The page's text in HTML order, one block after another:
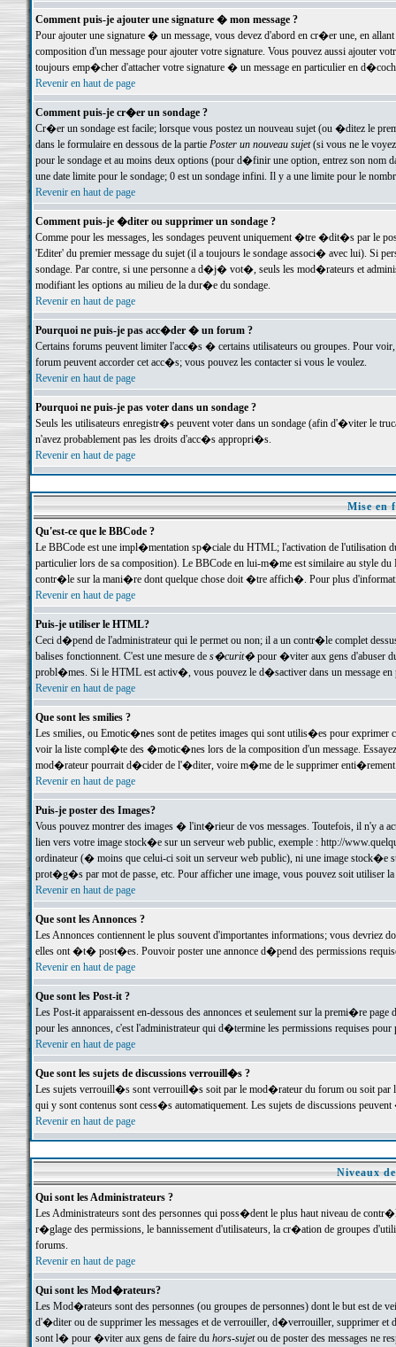
Comment puis-je ajouter une signature � mon message ?
Pour ajouter une signature � un message, vous devez d'abord en cr�er une, en
composition d'un message pour ajouter votre signature. Vous pouvez aussi ajouter
toujours emp�cher d'attacher votre signature � un message en particulier en
Revenir en haut de page
Comment puis-je cr�er un sondage ?
Cr�er un sondage est facile; lorsque vous postez un nouveau sujet (ou �ditez le
dans le formulaire en dessous de la partie Poster un nouveau sujet(si vous ne le voyez
pour le sondage et au moins deux options (pour d�finir une option, entrez son nom
une date limite pour le sondage; 0 est un sondage infini. Il y a une limite pour le
Revenir en haut de page
Comment puis-je �diter ou supprimer un sondage ?
Comme pour les messages, les sondages peuvent uniquement �tre �dit�s par le
'Editer' du premier message du sujet (il a toujours le sondage associ� avec lui). Si
sondage. Par contre, si une personne a d�j� vot�, seuls les mod�rateurs et
modifiant les options au milieu de la dur�e du sondage.
Revenir en haut de page
Pourquoi ne puis-je pas acc�der � un forum ?
Certains forums peuvent limiter l'acc�s � certains utilisateurs ou groupes. Pour
forum peuvent accorder cet acc�s; vous pouvez les contacter si vous le voulez.
Revenir en haut de page
Pourquoi ne puis-je pas voter dans un sondage ?
Seuls les utilisateurs enregistr�s peuvent voter dans un sondage (afin d'�viter le
n'avez probablement pas les droits d'acc�s appropri�s.
Revenir en haut de page
Mise en
Qu'est-ce que le BBCode ?
Le BBCode est une impl�mentation sp�ciale du HTML; l'activation de l'utilisation
particulier lors de sa composition). Le BBCode en lui-m�me est similaire au style
contr�le sur la mani�re dont quelque chose doit �tre affich�. Pour plus
Revenir en haut de page
Puis-je utiliser le HTML?
Ceci d�pend de l'administrateur qui le permet ou non; il a un contr�le complet
balises fonctionnent. C'est une mesure de s�curit�pour �viter aux gens d'abuser
probl�mes. Si le HTML est activ�, vous pouvez le d�sactiver dans un message en
Revenir en haut de page
Que sont les smilies ?
Les smilies, ou Emotic�nes sont de petites images qui sont utilis�es pour exprimer
voir la liste compl�te des �motic�nes lors de la composition d'un message.
mod�rateur pourrait d�cider de l'�diter, voire m�me de le supprimer
Revenir en haut de page
Puis-je poster des Images?
Vous pouvez montrer des images � l'int�rieur de vos messages. Toutefois, il n'y a
lien vers votre image stock�e sur un serveur web public, exemple : http://
ordinateur (� moins que celui-ci soit un serveur web public), ni une image stock�e
prot�g�s par mot de passe, etc. Pour afficher une image, vous pouvez soit
Revenir en haut de page
Que sont les Annonces ?
Les Annonces contiennent le plus souvent d'importantes informations; vous devriez
elles ont �t� post�es. Pouvoir poster une annonce d�pend des permissions
Revenir en haut de page
Que sont les Post-it ?
Les Post-it apparaissent en-dessous des annonces et seulement sur la premi�re
pour les annonces, c'est l'administrateur qui d�termine les permissions requises pour
Revenir en haut de page
Que sont les sujets de discussions verrouill�s ?
Les sujets verrouill�s sont verrouill�s soit par le mod�rateur du forum ou soit par
qui y sont contenus sont cess�s automatiquement. Les sujets de discussions
Revenir en haut de page
Niveaux
Qui sont les Administrateurs ?
Les Administrateurs sont des personnes qui poss�dent le plus haut niveau de
r�glage des permissions, le bannissement d'utilisateurs, la cr�ation de groupes
forums.
Revenir en haut de page
Qui sont les Mod�rateurs?
Les Mod�rateurs sont des personnes (ou groupes de personnes) dont le but est de
d'�diter ou de supprimer les messages et de verrouiller, d�verrouiller, supprimer
sont l� pour �viter aux gens de faire du hors-sujetou de poster des messages ne